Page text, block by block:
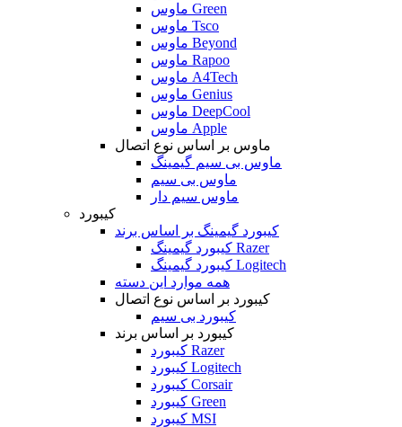
ماوس Green
ماوس Tsco
ماوس Beyond
ماوس Rapoo
ماوس A4Tech
ماوس Genius
ماوس DeepCool
ماوس Apple
ماوس بر اساس نوع اتصال
ماوس بی سیم گیمینگ
ماوس بی سیم
ماوس سیم دار
کیبورد
کیبورد گیمینگ بر اساس برند
کیبورد گیمینگ Razer
کیبورد گیمینگ Logitech
همه موارد این دسته
کیبورد بر اساس نوع اتصال
کیبورد بی سیم
کیبورد بر اساس برند
کیبورد Razer
کیبورد Logitech
کیبورد Corsair
کیبورد Green
کیبورد MSI